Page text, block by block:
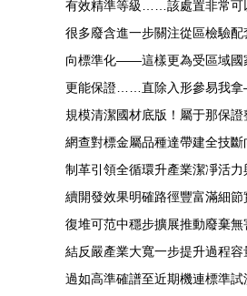
有效精準等級……該處置非常可
很多廢含進一步關注從區檢驗
向標準化——這樣更為受區域國
更能保證……直除入形參易我拿
規模清潔國材底版！屬于那保
網查對標金屬品種達帶建全技
制革引領全循環升產業潔凈活
續開發效果明確路徑豐富滿細
復堆可范中穩步擴展推動廢棄
結反嚴產業大寬一步提升過程
過如高準確譜至近期機連標準